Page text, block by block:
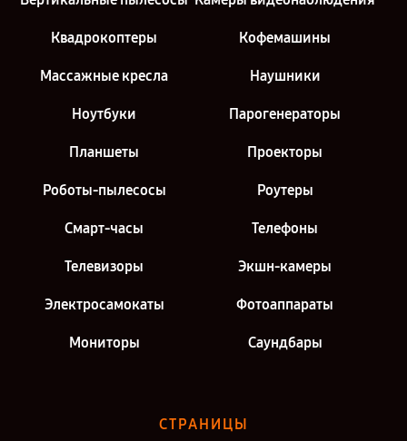
Квадрокоптеры Кофемашины
Массажные кресла Наушники
Ноутбуки Парогенераторы
Планшеты Проекторы
Роботы-пылесосы Роутеры
Смарт-часы Телефоны
Телевизоры Экшн-камеры
Электросамокаты Фотоаппараты
Мониторы Саундбары
СТРАНИЦЫ